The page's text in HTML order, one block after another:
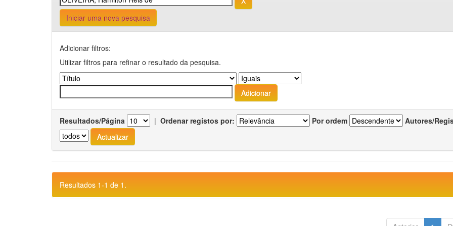
Iniciar uma nova pesquisa
Adicionar filtros:
Utilizar filtros para refinar o resultado da pesquisa.
Resultados/Página | Ordenar registos por: Por ordem Autores/
Resultados 1-1 de 1.